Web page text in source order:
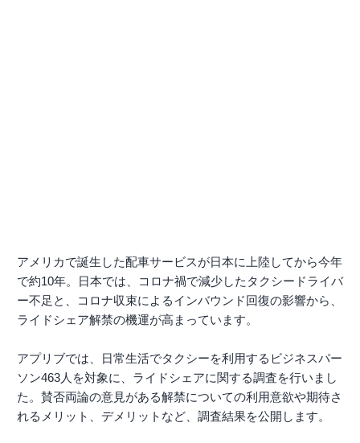
アメリカで誕生した配車サービスが日本に上陸してから今年
で約10年。日本では、コロナ禍で減少したタクシードライバ
ー不足と、コロナ収束によるインバウンド回復の影響から、
ライドシェア解禁の機運が高まっています。
アプリブでは、日常生活でタクシーを利用するビジネスパー
ソン463人を対象に、ライドシェアに関する調査を行いまし
た。賛否両論の意見がある解禁についての利用意欲や期待さ
れるメリット、デメリットなど、調査結果を公開します。